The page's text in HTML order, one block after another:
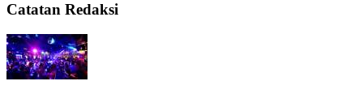
Catatan Redaksi